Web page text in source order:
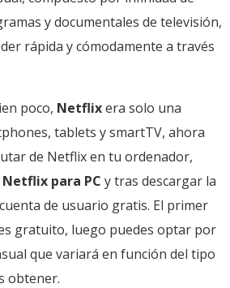
y documentales de televisión,
rápida y cómodamente a través
poco, Netflixera solo una
tablets y smartTV, ahora
de Netflix en tu ordenador,
para PC y tras descargar la
de usuario gratis. El primer
gratuito, luego puedes optar por
que variará en función del tipo
obtener.